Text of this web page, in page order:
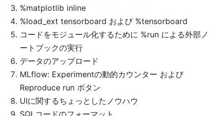
%matplotlib inline
%load_ext tensorboard および %tensorboard
コードをモジュール化するために %run による外部ノ
ートブックの実行
データのアップロード
MLflow: Experimentの動的カウンター および
Reproduce run ボタン
UIに関するちょっとしたノウハウ
SQLコードのフォーマット